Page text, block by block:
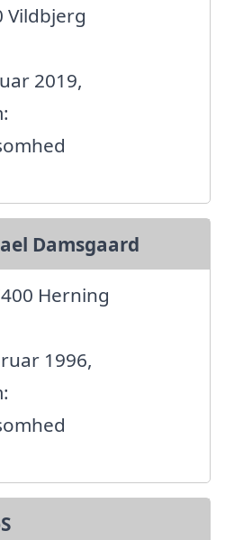
Vildbjerg
2019,
Damsgaard
Herning
1996,